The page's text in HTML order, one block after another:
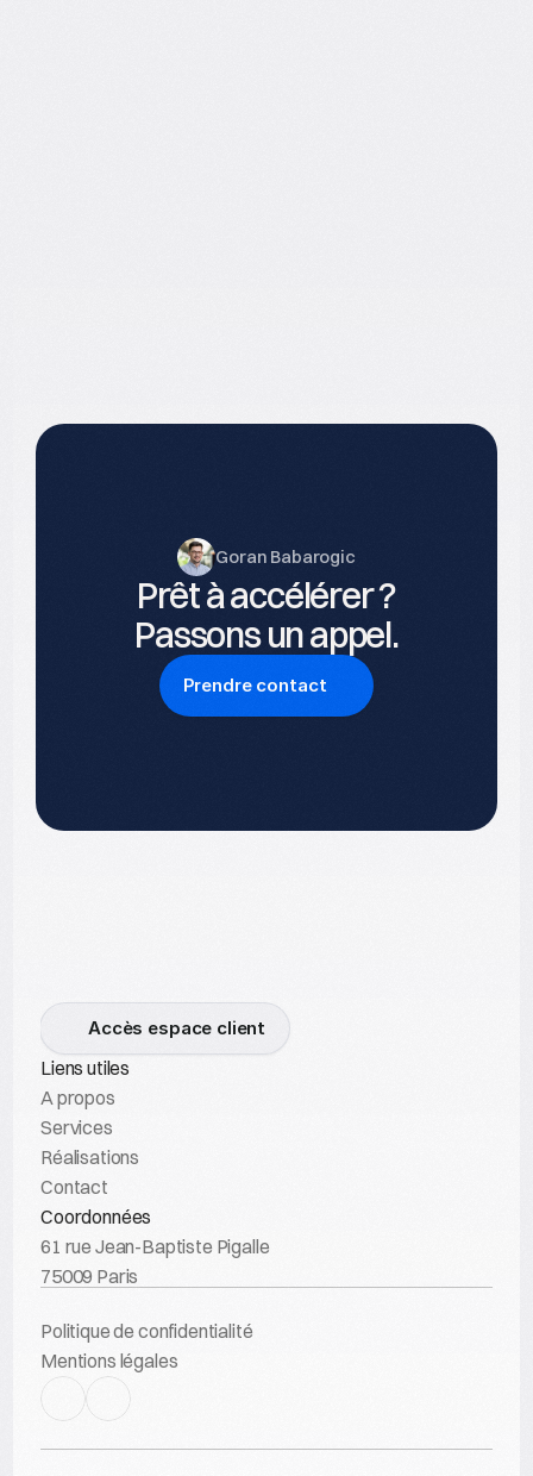
Goran Babarogic
Prêt à accélérer ?
Passons un appel.
Prendre contact
Accès espace client
Liens utiles
A propos
Services
Réalisations
Contact
Coordonnées
61 rue Jean-Baptiste Pigalle
75009 Paris
romain@nuntius.pro
(+33) 6 99 87 13 39
Politique de confidentialité
Mentions légales